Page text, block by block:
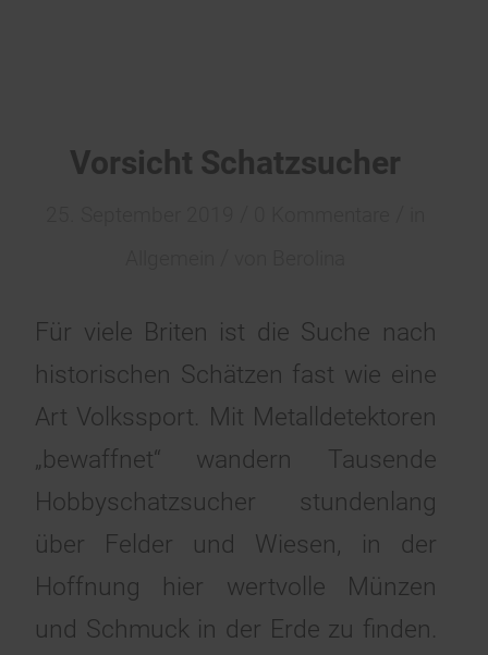
Vorsicht Schatzsucher
Für viele Briten ist die Suche nach
historischen Schätzen fast wie eine
Art Volkssport. Mit Metalldetektoren
„bewaffnet“ wandern Tausende
Hobbyschatzsucher stundenlang
über Felder und Wiesen, in der
Hoffnung hier wertvolle Münzen
und Schmuck in der Erde zu finden.